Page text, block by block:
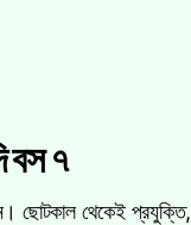
বস ৭
ছোটকাল থেকেই